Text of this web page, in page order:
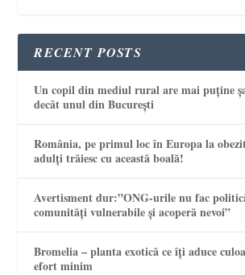
RECENT POSTS
Un copil din mediul rural are mai puține
decât unul din București
România, pe primul loc în Europa la
adulți trăiesc cu această boală!
Avertisment dur:”ONG-urile nu fac
comunități vulnerabile și acoperă nevoi”
Bromelia – planta exotică ce îți aduce
efort minim